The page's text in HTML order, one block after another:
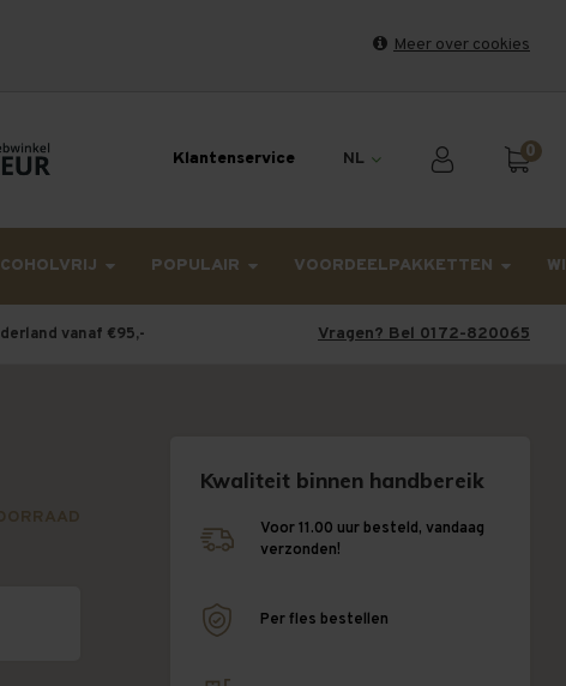
Meer over cookies
en maandag worden dinsdag verzonden.
Klantenservice NL 0
POPULAIR VOORDEELPAKKETTEN
vanaf €95,- Vragen? Bel 0172-820065
Kwaliteit binnen handbereik
Voor 11.00 uur besteld, vandaag
verzonden!
Per fles bestellen